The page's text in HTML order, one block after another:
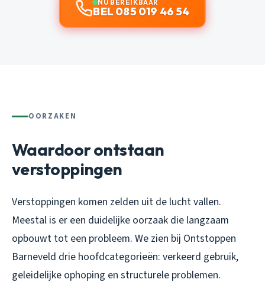
NU BEREIKBAAR
BEL 085 019 46 54
OORZAKEN
Waardoor ontstaan
verstoppingen
Verstoppingen komen zelden uit de lucht vallen.
Meestal is er een duidelijke oorzaak die langzaam
opbouwt tot een probleem. We zien bij Ontstoppen
Barneveld drie hoofdcategorieën: verkeerd gebruik,
geleidelijke ophoping en structurele problemen.